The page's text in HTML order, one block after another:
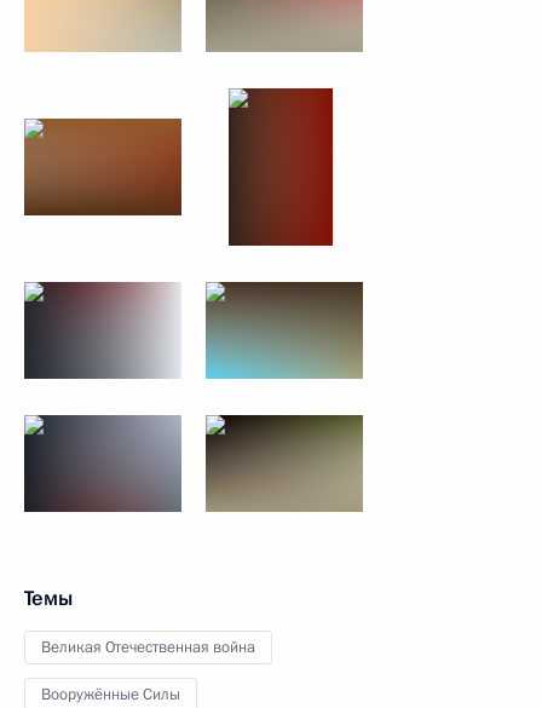
Темы
Великая Отечественная война
Вооружённые Силы